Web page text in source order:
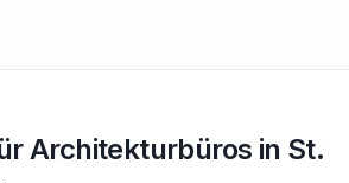
Architekturbüros in St.